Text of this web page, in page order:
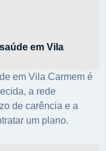
em Vila
em Vila Carmem é
a rede
de carência e a
um plano.